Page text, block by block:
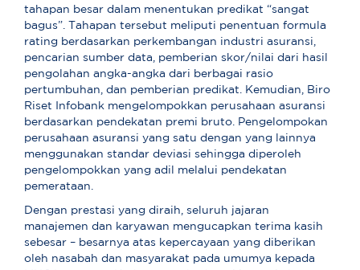
tahapan besar dalam menentukan predikat “sangat
bagus”. Tahapan tersebut meliputi penentuan formula
rating berdasarkan perkembangan industri asuransi,
pencarian sumber data, pemberian skor/nilai dari hasil
pengolahan angka-angka dari berbagai rasio
pertumbuhan, dan pemberian predikat. Kemudian, Biro
Riset Infobank mengelompokkan perusahaan asuransi
berdasarkan pendekatan premi bruto. Pengelompokan
perusahaan asuransi yang satu dengan yang lainnya
menggunakan standar deviasi sehingga diperoleh
pengelompokkan yang adil melalui pendekatan
pemerataan.
Dengan prestasi yang diraih, seluruh jajaran
manajemen dan karyawan mengucapkan terima kasih
sebesar – besarnya atas kepercayaan yang diberikan
oleh nasabah dan masyarakat pada umumya kepada